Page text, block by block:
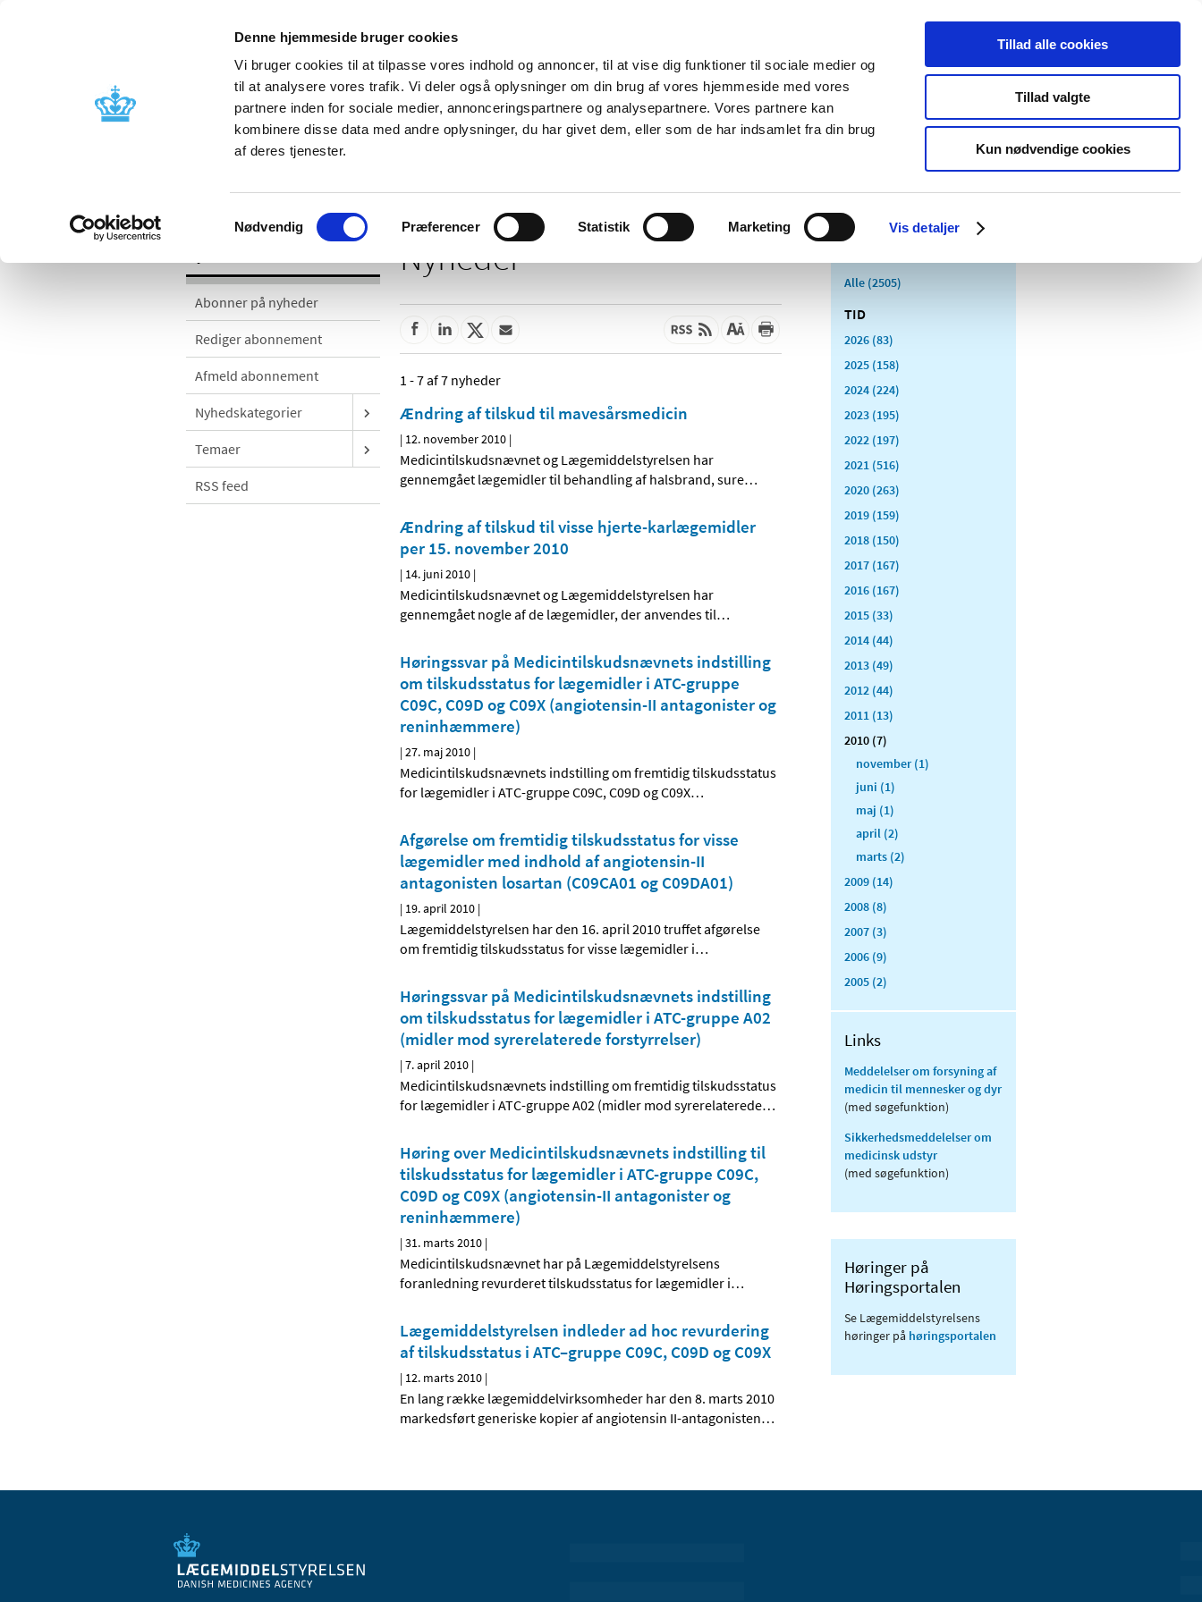
Denne hjemmeside bruger cookies
Vi bruger cookies til at tilpasse vores indhold og annoncer, til at vise dig funktioner til sociale medier og
til at analysere vores trafik. Vi deler også oplysninger om din brug af vores hjemmeside med vores
partnere inden for sociale medier, annonceringspartnere og analysepartnere. Vores partnere kan
kombinere disse data med andre oplysninger, du har givet dem, eller som de har indsamlet fra din brug
af deres tjenester.
Samtykkevalg
Nødvendig Præferencer Statistik Marketing Vis detaljer
Tillad alle cookies
Tillad valgte
Kun nødvendige cookies
Nyheder Om os Kontakt Udgivelser
Godkendelse og
Bivirkninger og
produktinformation
Tilskud og
Apoteker og salg af
Medicinsk
Særlige
produktområder
Abonner på nyheder
Rediger abonnement
Afmeld abonnement
Nyhedskategorier
Temaer
RSS feed
Nyheder
1 - 7 af 7 nyheder
Ændring af tilskud til mavesårsmedicin
| 12. november 2010 |
Medicintilskudsnævnet og Lægemiddelstyrelsen har
gennemgået lægemidler til behandling af halsbrand, sure…
Ændring af tilskud til visse hjerte-karlægemidler
per 15. november 2010
| 14. juni 2010 |
Medicintilskudsnævnet og Lægemiddelstyrelsen har
gennemgået nogle af de lægemidler, der anvendes til…
Høringssvar på Medicintilskudsnævnets indstilling
om tilskudsstatus for lægemidler i ATC-gruppe
C09C, C09D og C09X (angiotensin-II antagonister og
reninhæmmere)
|27. maj 2010 |
Medicintilskudsnævnets indstilling om fremtidig tilskudsstatus
for lægemidler i ATC-gruppe C09C, C09D og C09X…
Afgørelse om fremtidig tilskudsstatus for visse
lægemidler med indhold af angiotensin-II
antagonisten losartan (C09CA01 og C09DA01)
| 19. april 2010 |
Lægemiddelstyrelsen har den 16. april 2010 truffet afgørelse
om fremtidig tilskudsstatus for visse lægemidler i…
Høringssvar på Medicintilskudsnævnets indstilling
om tilskudsstatus for lægemidler i ATC-gruppe A02
(midler mod syrerelaterede forstyrrelser)
|7. april 2010 |
Medicintilskudsnævnets indstilling om fremtidig tilskudsstatus
for lægemidler i ATC-gruppe A02 (midler mod syrerelaterede…
Høring over Medicintilskudsnævnets indstilling til
tilskudsstatus for lægemidler i ATC-gruppe C09C,
C09D og C09X (angiotensin-II antagonister og
reninhæmmere)
|31. marts 2010 |
Medicintilskudsnævnet har på Lægemiddelstyrelsens
foranledning revurderet tilskudsstatus for lægemidler i…
Lægemiddelstyrelsen indleder ad hoc revurdering
af tilskudsstatus i ATC–gruppe C09C, C09D og C09X
| 12. marts 2010 |
En lang række lægemiddelvirksomheder har den 8. marts 2010
markedsført generiske kopier af angiotensin II-antagonisten…
Alle (2505)
TID
2026 (83)
2025 (158)
2024 (224)
2023 (195)
2022 (197)
2021 (516)
2020 (263)
2019 (159)
2018 (150)
2017 (167)
2016 (167)
2015 (33)
2014 (44)
2013 (49)
2012 (44)
2011 (13)
2010 (7)
november (1)
juni (1)
maj (1)
april (2)
marts (2)
2009 (14)
2008 (8)
2007 (3)
2006 (9)
2005 (2)
Links
Meddelelser om forsyning af
medicin til mennesker og dyr
(med søgefunktion)
Sikkerhedsmeddelelser om
medicinsk udstyr
(med søgefunktion)
Høringer på
Høringsportalen
Se Lægemiddelstyrelsens
høringer på høringsportalen